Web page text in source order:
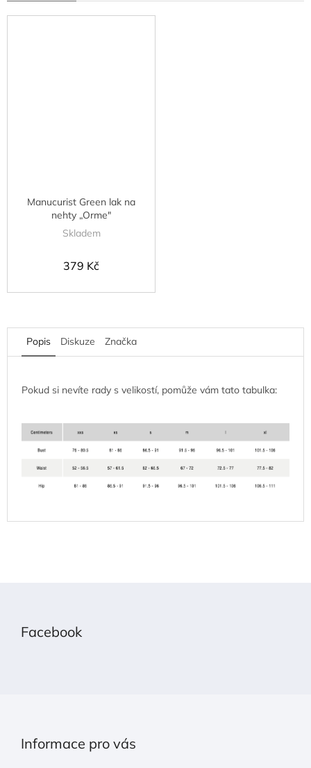
Manucurist Green lak na
nehty „Orme"
Skladem
379 Kč
Popis Diskuze Značka
Pokud si nevíte rady s velikostí, pomůže vám tato tabulka:
Facebook
Informace pro vás